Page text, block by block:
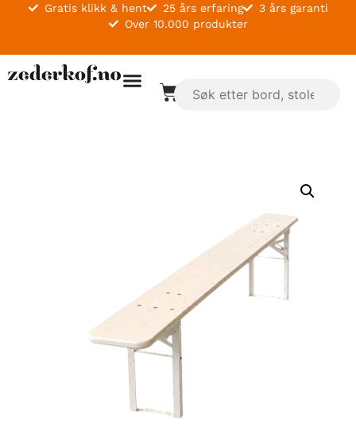
Gratis klikk & hent 25 års erfaring
3 års garanti
Over 10.000 produkter